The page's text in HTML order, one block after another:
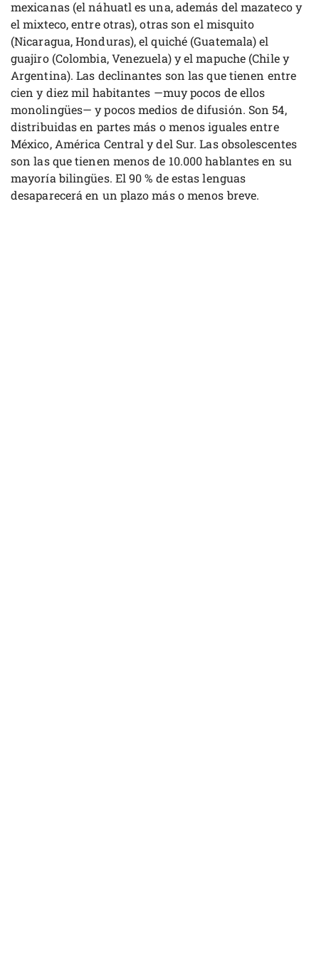
mexicanas (el náhuatl es una, además del mazateco y
el mixteco, entre otras), otras son el misquito
(Nicaragua, Honduras), el quiché (Guatemala) el
guajiro (Colombia, Venezuela) y el mapuche (Chile y
Argentina). Las declinantes son las que tienen entre
cien y diez mil habitantes —muy pocos de ellos
monolingües— y pocos medios de difusión. Son 54,
distribuidas en partes más o menos iguales entre
México, América Central y del Sur. Las obsolescentes
son las que tienen menos de 10.000 hablantes en su
mayoría bilingües. El 90 % de estas lenguas
desaparecerá en un plazo más o menos breve.